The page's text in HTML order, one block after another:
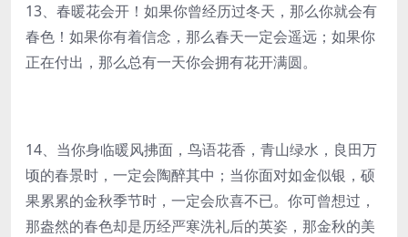
13、春暖花会开！如果你曾经历过冬天，那么你就会有
春色！如果你有着信念，那么春天一定会遥远；如果你
正在付出，那么总有一天你会拥有花开满圆。
14、当你身临暖风拂面，鸟语花香，青山绿水，良田万
顷的春景时，一定会陶醉其中；当你面对如金似银，硕
果累累的金秋季节时，一定会欣喜不已。你可曾想过，
那盎然的春色却是历经严寒洗礼后的英姿，那金秋的美